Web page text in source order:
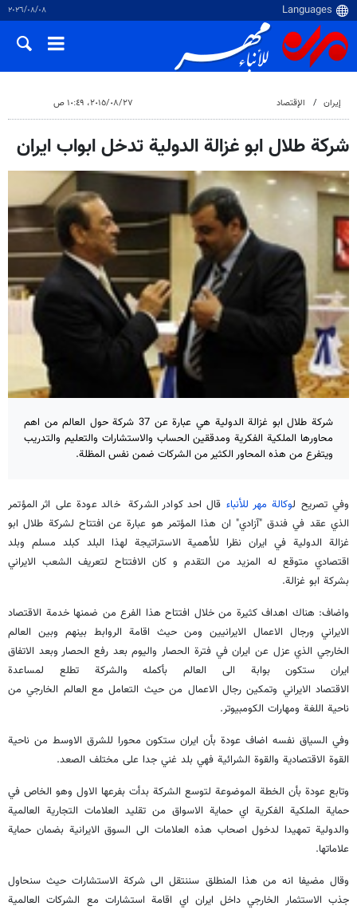
٠٨‏/٠٨‏/٢٠٢٦
إيران الإقتصاد ٢٧‏/٠٨‏/٢٠١٥، ١٠:٤٩ ص
شركة طلال ابو غزالة الدولية تدخل ابواب ايران
شركة طلال ابو غزالة الدولية هي عبارة عن 37 شركة حول العالم من اهم
محاورها الملكية الفكرية ومدققين الحساب والاستشارات والتعليم والتدريب
ويتفرع من هذه المحاور الكثير من الشركات ضمن نفس المظلة.
وفي تصريح لوكالة مهر للأنباء قال احد كوادر الشركة خالد عودة على اثر المؤتمر
الذي عقد في فندق "آزادي" ان هذا المؤتمر هو عبارة عن افتتاح لشركة طلال ابو
غزالة الدولية في ايران نظرا للأهمية الاستراتيجة لهذا البلد كبلد مسلم وبلد
اقتصادي متوقع له المزيد من التقدم و كان الافتتاح لتعريف الشعب الايراني
بشركة ابو غزالة.
واضاف: هناك اهداف كثيرة من خلال افتتاح هذا الفرع من ضمنها خدمة الاقتصاد
الايراني ورجال الاعمال الايرانيين ومن حيث اقامة الروابط بينهم وبين العالم
الخارجي الذي عزل عن ايران في فترة الحصار واليوم بعد رفع الحصار وبعد الاتفاق
ايران ستكون بوابة الى العالم بأكمله والشركة تطلع لمساعدة
الاقتصاد الايراني وتمكين رجال الاعمال من حيث التعامل مع العالم الخارجي من
ناحية اللغة ومهارات الكومبيوتر.
وفي السياق نفسه اضاف عودة بأن ايران ستكون محورا للشرق الاوسط من ناحية
القوة الاقتصادية والقوة الشرائية فهي بلد غني جدا على مختلف الصعد.
وتابع عودة بأن الخطة الموضوعة لتوسع الشركة بدأت بفرعها الاول وهو الخاص في
حماية الملكية الفكرية اي حماية الاسواق من تقليد العلامات التجارية العالمية
والدولية تمهيدا لدخول اصحاب هذه العلامات الى السوق الايرانية بضمان حماية
علاماتها.
وقال مضيفا انه من هذا المنطلق سننتقل الى شركة الاستشارات حيث سنحاول
جذب الاستثمار الخارجي داخل ايران اي اقامة استشارات مع الشركات العالمية